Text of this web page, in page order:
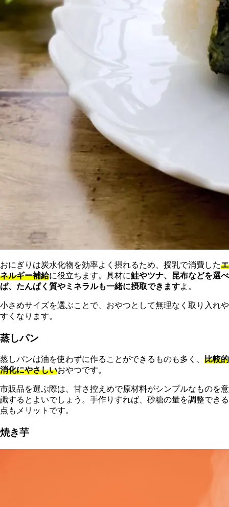
おにぎりは炭水化物を効率よく摂れるため、授乳で消費したエ
ネルギー補給に役立ちます。具材に鮭やツナ、昆布などを選べ
ば、たんぱく質やミネラルも一緒に摂取できますよ。
小さめサイズを選ぶことで、おやつとして無理なく取り入れや
すくなります。
蒸しパン
蒸しパンは油を使わずに作ることができるものも多く、 比較的
消化にやさしいおやつです。
市販品を選ぶ際は、甘さ控えめで原材料がシンプルなものを意
識するとよいでしょう。手作りすれば、砂糖の量を調整できる
点もメリットです。
焼き芋